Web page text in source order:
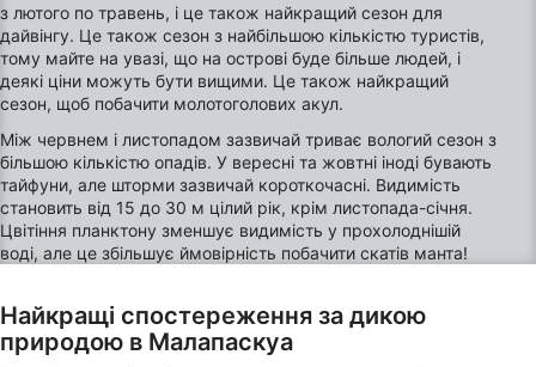
з лютого по травень, і це також найкращий сезон для
дайвінгу. Це також сезон з найбільшою кількістю туристів,
тому майте на увазі, що на острові буде більше людей, і
деякі ціни можуть бути вищими. Це також найкращий
сезон, щоб побачити молотоголових акул.
Між червнем і листопадом зазвичай триває вологий сезон з
більшою кількістю опадів. У вересні та жовтні іноді бувають
тайфуни, але шторми зазвичай короткочасні. Видимість
становить від 15 до 30 м цілий рік, крім листопада-січня.
Цвітіння планктону зменшує видимість у прохолоднішій
воді, але це збільшує ймовірність побачити скатів манта!
Найкращі спостереження за дикою
природою в Малапаскуа